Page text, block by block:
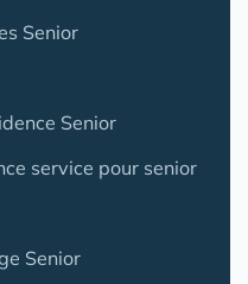
Senior
Senior
service pour senior
Senior